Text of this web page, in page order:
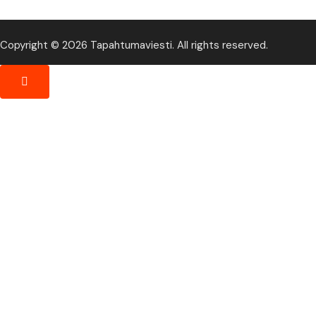
Copyright © 2026 Tapahtumaviesti. All rights reserved.